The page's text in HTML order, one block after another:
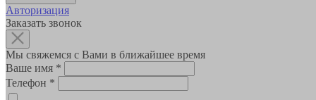
Авторизация
Заказать звонок
Мы свяжемся с Вами в ближайшее время
Ваше имя *
Телефон *